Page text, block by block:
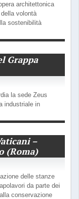
architettonica
volontà
sostenibilità
Grappa
la sede Zeus
industriale in
–
(Roma)
delle stanze
da parte dei
conservazione